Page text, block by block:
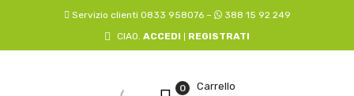
Servizio clienti 0833 958076 –
388 15 92 249
CIAO. ACCEDI REGISTRATI
Carrello
0